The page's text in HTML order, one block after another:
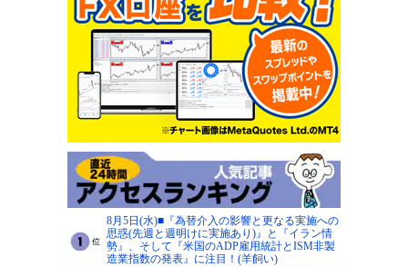
8月5日(水)■『為替介入の影響と更なる実施への
思惑(先週と週明けに実施あり)』と『イラン情
勢』、そして『米国のADP雇用統計とISM非製
造業指数の発表』に注目！(羊飼い)